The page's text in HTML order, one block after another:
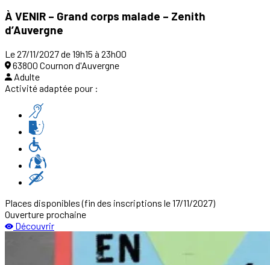
À VENIR – Grand corps malade – Zenith
d’Auvergne
Le 27/11/2027 de 19h15 à 23h00
63800 Cournon d'Auvergne
Adulte
Activité adaptée pour :
Places disponibles(fin des inscriptions le 17/11/2027)
Ouverture prochaine
Découvrir